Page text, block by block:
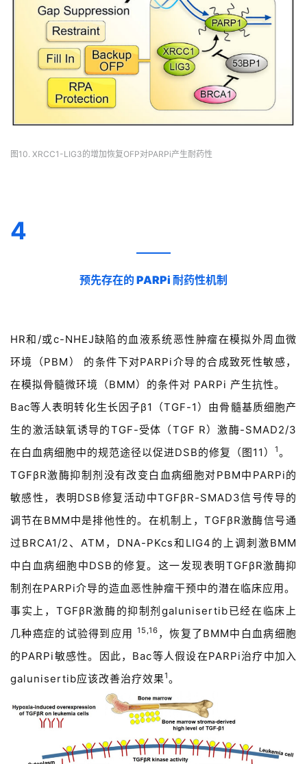
图10. XRCC1-LIG3的增加恢复OFP对PARPi产生耐药性
4
预先存在的 PARPi 耐药性机制
HR和/或c-NHEJ缺陷的血液系统恶性肿瘤在模拟外周血微
环境（PBM） 的条件下对PARPi介导的合成致死性敏感，
在模拟骨髓微环境（BMM）的条件对 PARPi 产生抗性。
Bac等人表明转化生长因子β1（TGF-1）由骨髓基质细胞产
生的激活缺氧诱导的TGF-受体（TGF R）激酶-SMAD2/3
在白血病细胞中的规范途径以促进DSB的修复（图11）
1。
TGFβR激酶抑制剂没有改变白血病细胞对PBM中PARPi的
敏感性，表明DSB修复活动中TGFβR-SMAD3信号传导的
调节在BMM中是排他性的。在机制上，TGFβR激酶信号通
过BRCA1/2、ATM，DNA-PKcs和LIG4的上调刺激BMM
中白血病细胞中DSB的修复。这一发现表明TGFβR激酶抑
制剂在PARPi介导的造血恶性肿瘤干预中的潜在临床应用。
事实上，TGFβR激酶的抑制剂galunisertib已经在临床上
几种癌症的试验得到应用 15,16 ，恢复了BMM中白血病细胞
的PARPi敏感性。因此，Bac等人假设在PARPi治疗中加入
galunisertib应该改善治疗效果1。